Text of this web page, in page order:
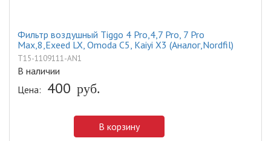
Фильтр воздушный Tiggo 4 Pro,4,7 Pro, 7 Pro
Max,8,Exeed LX, Omoda C5, Kaiyi X3 (Аналог,Nordfil)
T15-1109111-AN1
В наличии
Цена: 400 руб.
В корзину